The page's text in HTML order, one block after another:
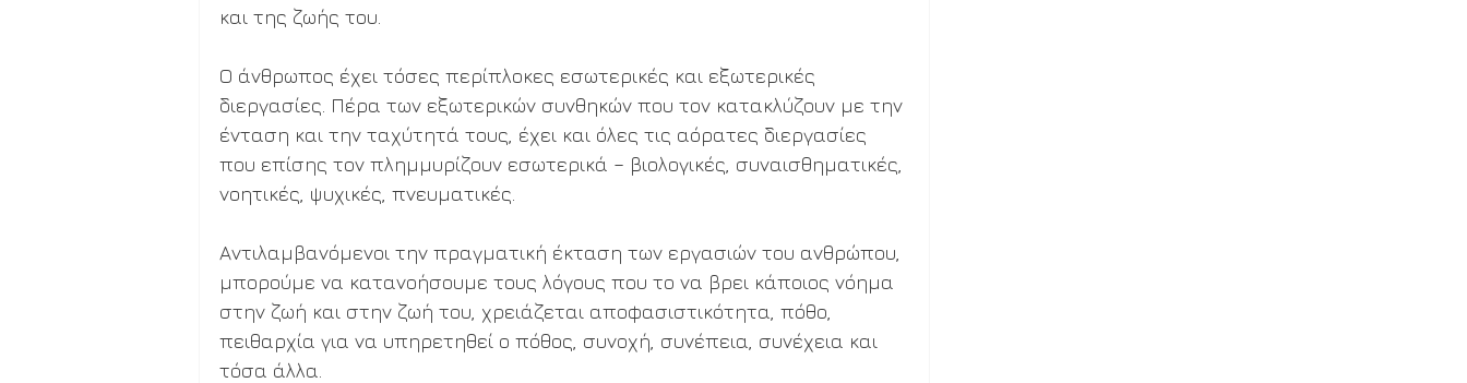
και της ζωής του.
Ο άνθρωπος έχει τόσες περίπλοκες εσωτερικές και εξωτερικές
διεργασίες. Πέρα των εξωτερικών συνθηκών που τον κατακλύζουν με την
ένταση και την ταχύτητά τους, έχει και όλες τις αόρατες διεργασίες
που επίσης τον πλημμυρίζουν εσωτερικά – βιολογικές, συναισθηματικές,
νοητικές, ψυχικές, πνευματικές.
Αντιλαμβανόμενοι την πραγματική έκταση των εργασιών του ανθρώπου,
μπορούμε να κατανοήσουμε τους λόγους που το να βρει κάποιος νόημα
στην ζωή και στην ζωή του, χρειάζεται αποφασιστικότητα, πόθο,
πειθαρχία για να υπηρετηθεί ο πόθος, συνοχή, συνέπεια, συνέχεια και
τόσα άλλα.